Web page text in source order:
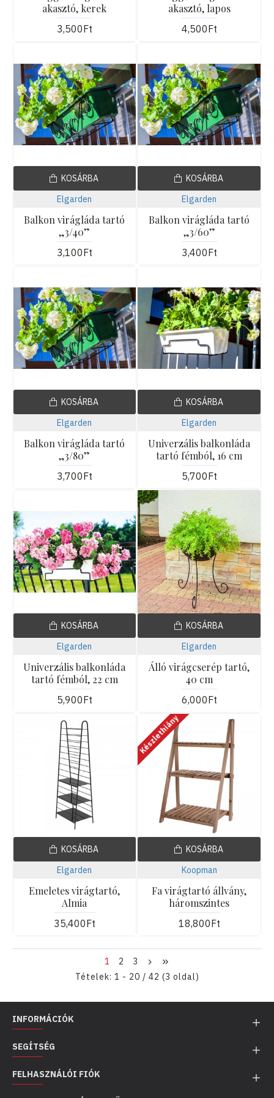
akasztó, kerek
3,500Ft
akasztó, lapos
4,500Ft
Elgarden
Balkon virágláda tartó
„3/40”
3,100Ft
KOSÁRBA
Elgarden
Balkon virágláda tartó
„3/60”
3,400Ft
KOSÁRBA
Elgarden
Balkon virágláda tartó
„3/80”
3,700Ft
KOSÁRBA
Elgarden
Univerzális balkonláda
tartó fémból, 16 cm
5,700Ft
KOSÁRBA
Elgarden
Univerzális balkonláda
tartó fémból, 22 cm
5,900Ft
KOSÁRBA
Elgarden
Álló virágcserép tartó,
40 cm
6,000Ft
KOSÁRBA
Elgarden
Emeletes virágtartó,
Almia
35,400Ft
KOSÁRBA
Készlethiány
Koopman
Fa virágtartó állvány,
háromszintes
18,800Ft
KOSÁRBA
1 2
3
Tételek: 1 - 20 / 42 (3 oldal)
INFORMÁCIÓK
SEGÍTSÉG
FELHASZNÁLÓI FIÓK